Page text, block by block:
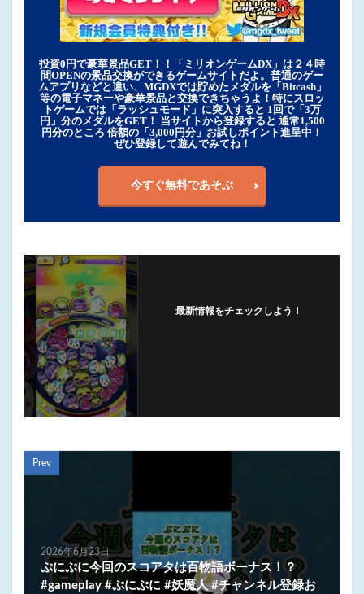
投資0円で豪華景品GET！！「ミリオンゲームDX」は２４時
間OPENの景品交換ができるゲームサイトだよ。普通のゲー
ムアプリなどと違い、MGDXでは貯めたメダルを「Bitcash」
等の電子マネーや豪華景品と交換できちゃうよ！特にスロッ
トゲームでは「ラッシュモード」に突入すると 1回で「3万
円」分のメダルをGET！ 当サイトから登録すると 通常1,500
円分のところ 倍額の「3,000円分」お試しポイント進呈中！
ぜひ登録して遊んでみてね！
今すぐ無料であそぶ
最新情報をチェックしよう！
Prev
2026年6月23日
ぷにぷに今回のスコアタは百物語ボーナス！？
#gameplay #ぷにぷに #妖魔人 #チャンネル登録お